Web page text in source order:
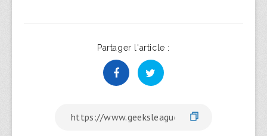
Partager l'article :